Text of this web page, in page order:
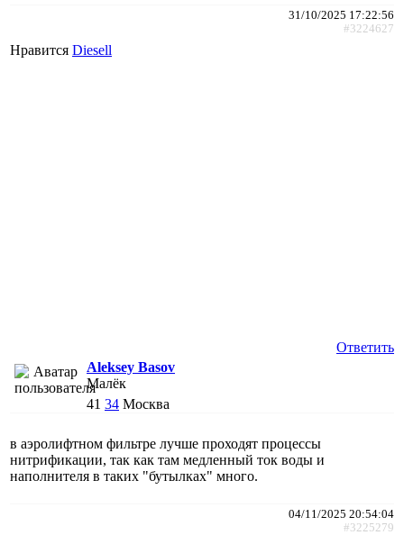
31/10/2025 17:22:56
#3224627
Нравится Diesell
Ответить
Aleksey Basov
Малёк
41 34 Москва
в аэролифтном фильтре лучше проходят процессы
нитрификации, так как там медленный ток воды и
наполнителя в таких "бутылках" много.
04/11/2025 20:54:04
#3225279